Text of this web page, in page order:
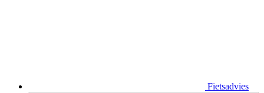
Fietsadvies